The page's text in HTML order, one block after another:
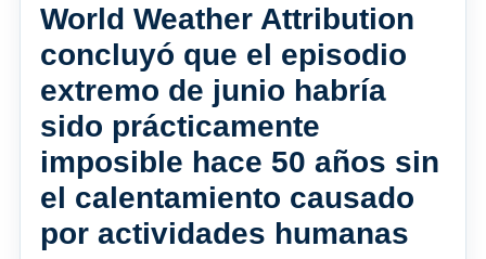
World Weather Attribution
concluyó que el episodio
extremo de junio habría
sido prácticamente
imposible hace 50 años sin
el calentamiento causado
por actividades humanas